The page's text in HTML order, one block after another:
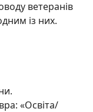
ветеранів
із них.
«Освіта/